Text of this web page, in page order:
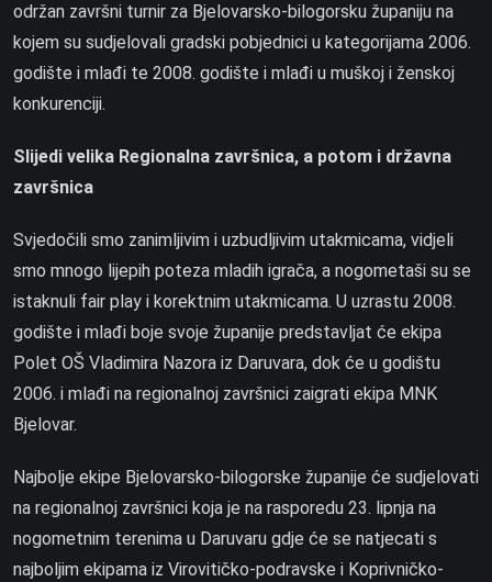
održan završni turnir za Bjelovarsko-bilogorsku županiju na
kojem su sudjelovali gradski pobjednici u kategorijama 2006.
godište i mlađi te 2008. godište i mlađi u muškoj i ženskoj
konkurenciji.
Slijedi velika Regionalna završnica, a potom i državna
završnica
Svjedočili smo zanimljivim i uzbudljivim utakmicama, vidjeli
smo mnogo lijepih poteza mladih igrača, a nogometaši su se
istaknuli fair play i korektnim utakmicama. U uzrastu 2008.
godište i mlađi boje svoje županije predstavljat će ekipa
Polet OŠ Vladimira Nazora iz Daruvara, dok će u godištu
2006. i mlađi na regionalnoj završnici zaigrati ekipa MNK
Bjelovar.
Najbolje ekipe Bjelovarsko-bilogorske županije će sudjelovati
na regionalnoj završnici koja je na rasporedu 23. lipnja na
nogometnim terenima u Daruvaru gdje će se natjecati s
najboljim ekipama iz Virovitičko-podravske i Koprivničko-